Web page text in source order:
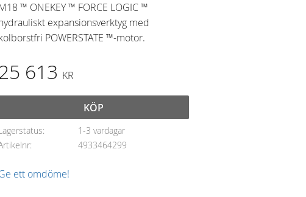
™ ONEKEY ™ FORCE LOGIC ™
expansionsverktyg med
POWERSTATE ™-motor.
613 KR
KÖP
1-3 vardagar
4933464299
ett omdöme!